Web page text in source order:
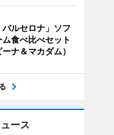
バルセロナ」ソフ
ム食べ比べセット
ーナ＆マカダム）
ース